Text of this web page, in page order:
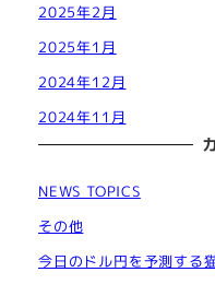
2025年2月
2025年1月
2024年12月
2024年11月
NEWS TOPICS
その他
今日のドル円を予測する